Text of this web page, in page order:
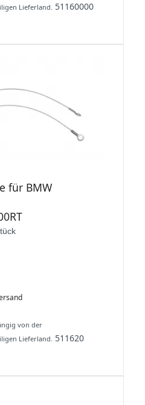
Lieferland. 51160000
für BMW
von der
Lieferland. 511620